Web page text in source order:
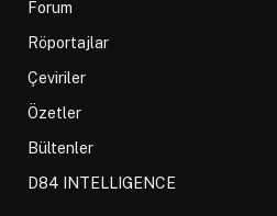
Forum
Röportajlar
Çeviriler
Özetler
Bültenler
D84 INTELLIGENCE